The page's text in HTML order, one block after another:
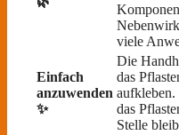
viele
Einfach
anzuwenden
✨
Die
das
das
Stelle